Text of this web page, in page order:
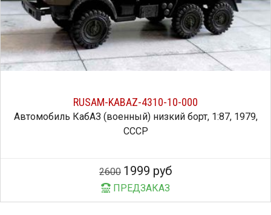
RUSAM-KABAZ-4310-10-000
Автомобиль КабАЗ (военный) низкий борт, 1:87, 1979,
СССР
2600 1999 руб
ПРЕДЗАКАЗ